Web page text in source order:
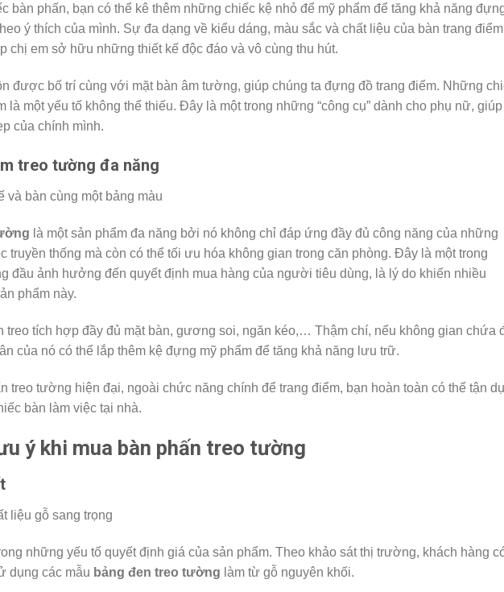
bàn phấn, bạn có thể kê thêm những chiếc kệ nhỏ để mỹ phẩm để tăng khả năng
ý thích của mình. Sự đa dạng về kiểu dáng, màu sắc và chất liệu của bàn trang điểm
chị em sở hữu những thiết kế độc đáo và vô cùng thu hút.
được bố trí cùng với mặt bàn âm tường, giúp chúng ta đựng đồ trang điểm. Những
là một yếu tố không thể thiếu. Đây là một trong những “công cụ” dành cho phụ nữ,
của chính mình.
treo tường đa năng
là một sản phẩm đa năng bởi nó không chỉ đáp ứng đầy đủ công năng của những
truyền thống mà còn có thể tối ưu hóa không gian trong căn phòng. Đây là một trong
đầu ảnh hưởng đến quyết định mua hàng của người tiêu dùng, là lý do khiến nhiều
phẩm này.
treo tích hợp đầy đủ mặt bàn, gương soi, ngăn kéo,… Thậm chí, nếu không gian chứa
của nó có thể lắp thêm kệ đựng mỹ phẩm để tăng khả năng lưu trữ.
treo tường hiện đại, ngoài chức năng chính để trang điểm, bạn hoàn toàn có thể tận
bàn làm việc tại nhà.
ý khi mua bàn phấn treo tường
những yếu tố quyết định giá của sản phẩm. Theo khảo sát thị trường, khách hàng
dụng các mẫu bảng đen treo tường làm từ gỗ nguyên khối.